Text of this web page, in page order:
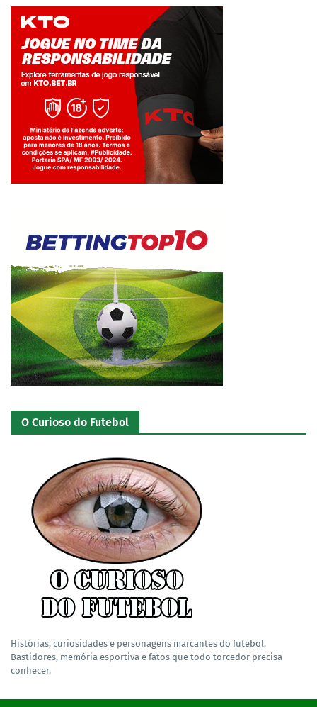
Jogue com responsabilidade. 18+
O Curioso do Futebol
Histórias, curiosidades e personagens marcantes do futebol.
Bastidores, memória esportiva e fatos que todo torcedor precisa
conhecer.